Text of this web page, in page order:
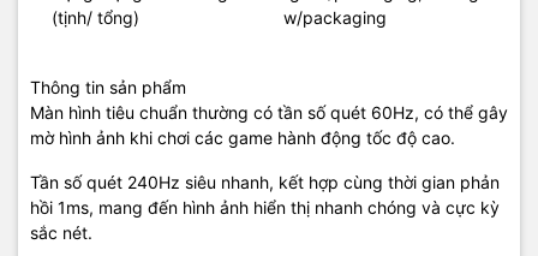
(tịnh/ tổng)
w/packaging
Thông tin sản phẩm
Màn hình tiêu chuẩn thường có tần số quét 60Hz, có thể gây
mờ hình ảnh khi chơi các game hành động tốc độ cao.
Tần số quét 240Hz siêu nhanh, kết hợp cùng thời gian phản
hồi 1ms, mang đến hình ảnh hiển thị nhanh chóng và cực kỳ
sắc nét.